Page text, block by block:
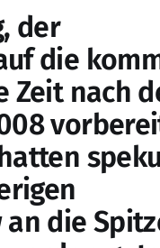
der
die
Zeit nach
die